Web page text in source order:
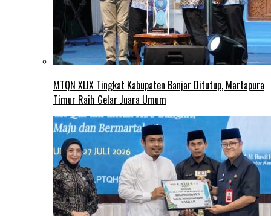
MTQN XLIX Tingkat Kabupaten Banjar Ditutup, Martapura
Timur Raih Gelar Juara Umum